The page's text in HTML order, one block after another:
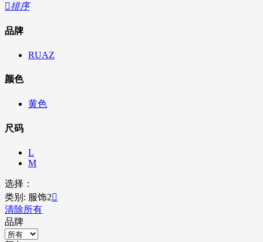
排序
品牌
RUAZ
颜色
黄色
尺码
L
M
选择：
类别: 服饰2
清除所有
品牌